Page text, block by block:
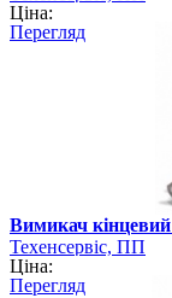
Ціна:
Перегляд
Вимикач
Техенсервіс, ПП
Ціна:
Перегляд